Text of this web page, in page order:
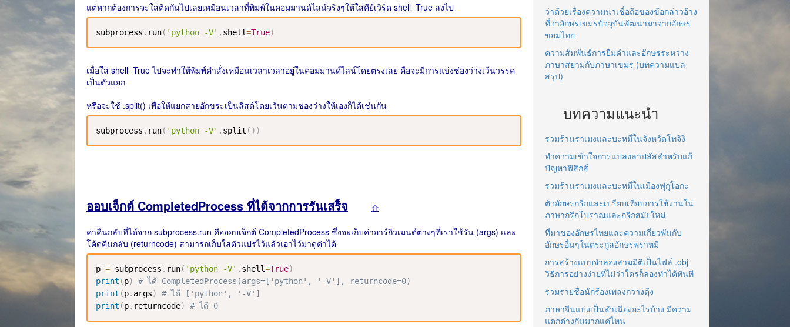
แต่หากต้องการจะใส่ติดกันไปเลยเหมือนเวลาที่พิมพ์ในคอมมานด์ไลน์จริงๆให้ใส่คีย์เวิร์​ด shell=True ลงไป
subprocess . run( 'python -V' , shell=True)
เมื่อใส่ shell=True ไปจะทำให้พิมพ์คำสั่งเหมือนเวลาเวลาอยู่ในคอมมานด์ไลน์โดยตรงเลย คือจะมีการแบ่งช่องว่างเว้นวรรค
เป็นตัวแยก
หรือจะใช้ .split() เพื่อให้แยกสายอักขระเป็นลิสต์โดยเว้นตามช่องว่างให้เองก็ได้เช่นกัน
subprocess . run( 'python -V' . split ( ) )
ออบเจ็กต์ CompletedProcess ที่ได้จากการรันเสร็จ 介
ค่าคืนกลับที่ได้จาก subprocess.run คือออบเจ็กต์ CompletedProcess ซึ่งจะเก็บค่าอาร์กิวเมนต์ต่างๆที่เราใช้รัน (args) และ
โค้ดคืนกลับ (returncode) สามารถเก็บใส่ตัวแปรไว้แล้วเอาไว้มาดูค่าได้
p = subprocess . run( 'python -V' , shell=True)
print (p)
# ได้ CompletedProcess(args=['python', '-V'], returncode=0)
print (p. args)
# ได้ ['python', '-V']
print (p. returncode) # ได้ 0
ว่าด้วยเรื่องความน่าเชื่อถือของข้อกล่าวอ้าง
ที่ว่าอักษรเขมรปัจจุบันพัฒนามาจากอักษร
ขอมไทย
ความสัมพันธ์การยืมคำและอักษรระหว่าง
ภาษาสยามกับภาษาเขมร (บทความแปล
สรุป)
บทความแนะนำ
รวมร้านราเมงและบะหมี่ในจังหวัดโทจิงิ
ทำความเข้าใจการแปลงลาปลัสสำหรับแก้
ปัญหาฟิสิกส์
รวมร้านราเมงและบะหมี่ในเมืองฟุกุโอกะ
ตัวอักษรกรีกและเปรียบเทียบการใช้งานใน
ภาษากรีกโบราณและกรีกสมัยใหม่
ที่มาของอักษรไทยและความเกี่ยวพันกับ
อักษรอื่นๆในตระกูลอักษรพราหมี
การสร้างแบบจำลองสามมิติเป็นไฟล์ .obj
วิธีการอย่างง่ายที่ไม่ว่าใครก็ลองทำได้ทันที
รวมรายชื่อนักร้องเพลงกวางตุ้ง
ภาษาจีนแบ่งเป็นสำเนียงอะไรบ้าง มีความ
แตกต่างกันมากแค่ไหน